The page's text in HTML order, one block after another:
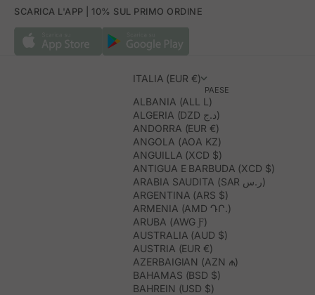
SCARICA L'APP | 10% SUL PRIMO ORDINE
ITALIA (EUR €)
PAESE
ALBANIA (ALL L)
ALGERIA (DZD د.ج)
ANDORRA (EUR €)
ANGOLA (AOA KZ)
ANGUILLA (XCD $)
ANTIGUA E BARBUDA (XCD $)
ARABIA SAUDITA (SAR ر.س)
ARGENTINA (ARS $)
ARMENIA (AMD ԴՐ.)
ARUBA (AWG Ƒ)
AUSTRALIA (AUD $)
AUSTRIA (EUR €)
AZERBAIGIAN (AZN ₼)
BAHAMAS (BSD $)
BAHREIN (USD $)